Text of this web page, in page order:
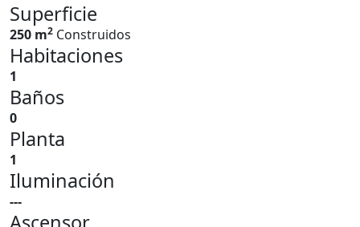
Superficie
250 m2 Construidos
Habitaciones
1
Baños
0
Planta
1
Iluminación
---